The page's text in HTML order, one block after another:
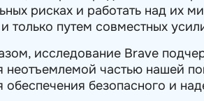
рисках и работать над их
только путем совместных
исследование Brave
неотъемлемой частью нашей
обеспечения безопасного и